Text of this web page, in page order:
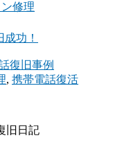
修理
功！
復旧事例
, 携帯電話復活
旧日記